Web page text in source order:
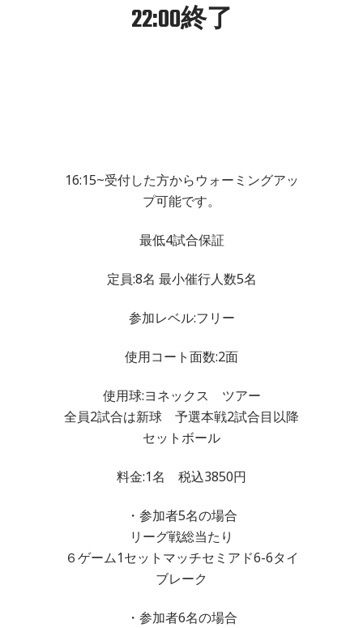
22:00終了
16:15~受付した方からウォーミングアッ
プ可能です。
最低4試合保証
定員:8名 最小催行人数5名
参加レベル:フリー
使用コート面数:2面
使用球:ヨネックス ツアー
全員2試合は新球 予選本戦2試合目以降
セットボール
料金:1名 税込3850円
・参加者5名の場合
リーグ戦総当たり
６ゲーム1セットマッチセミアド6-6タイ
ブレーク
・参加者6名の場合